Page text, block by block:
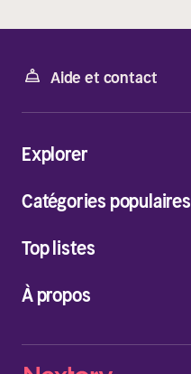
Aide et contact
À propos
Explorer
Catégories populaires
Top listes